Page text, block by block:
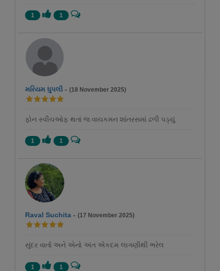
1 1
મરિયમ ધુપલી - (18 November 2025)
ફોન સ્વીચઓફ થતાં જ વાચકમન શાંતરસમાં ઢળી પડ્યું.
1 1
Raval Suchita - (17 November 2025)
સુંદર વાર્તા અને એનો અંત એકદમ લાગણીથી ભરેલ
1 1